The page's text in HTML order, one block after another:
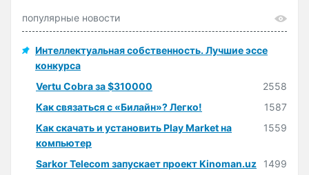
популярные новости
Интеллектуальная собственность. Лучшие эссе
конкурса
Vertu Cobra за $310000
2558
Как связаться с «Билайн»? Легко!
1587
Как скачать и установить Play Market на
компьютер
1559
Sarkor Telecom запускает проект Kinoman.uz
1499